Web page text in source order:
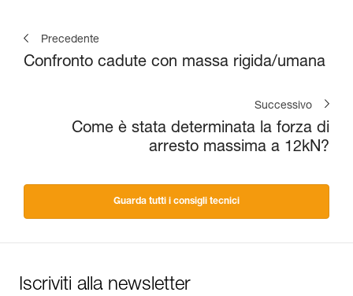
Precedente
Confronto cadute con massa rigida/umana
Successivo
Come è stata determinata la forza di
arresto massima a 12kN?
Guarda tutti i consigli tecnici
Iscriviti alla newsletter